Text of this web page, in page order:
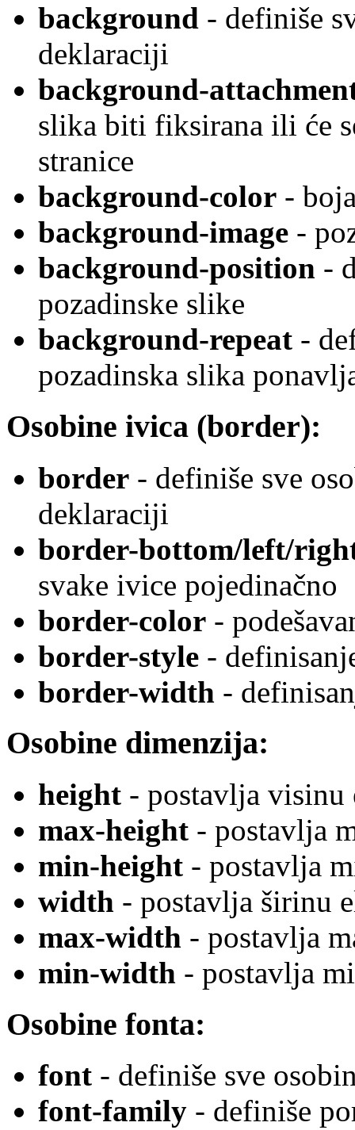
background - definiše
deklaraciji
background-
slika biti fiksirana ili će
stranice
background-color -
background-image -
background-position -
pozadinske slike
background-repeat -
pozadinska slika
Osobine ivica (border):
border - definiše sve
deklaraciji
border-bottom/left/
svake ivice pojedinačno
border-color -
border-style -
border-width -
Osobine dimenzija:
height - postavlja visinu
max-height - postavlja
min-height - postavlja
width - postavlja širinu
max-width - postavlja
min-width - postavlja
Osobine fonta:
font - definiše sve
font-family - definiše